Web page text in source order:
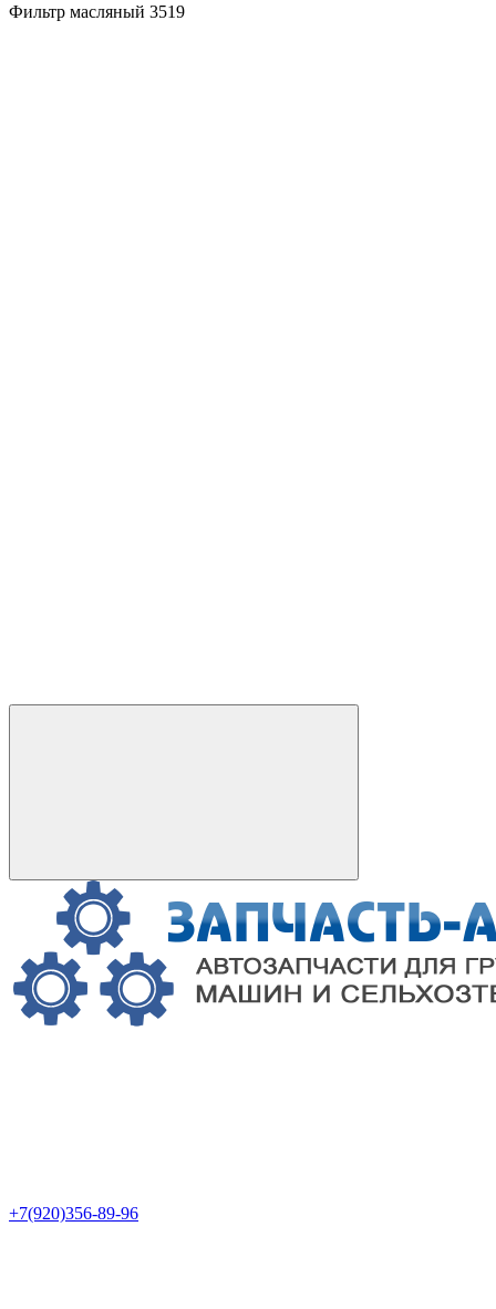
Фильтр масляный 3519
+7(920)356-89-96